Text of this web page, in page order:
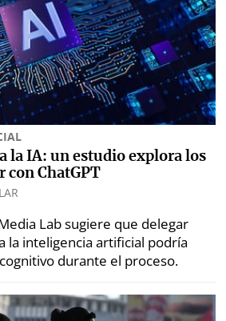
la IA: un estudio explora los
con ChatGPT
Lab sugiere que delegar
la inteligencia artificial podría
durante el proceso.